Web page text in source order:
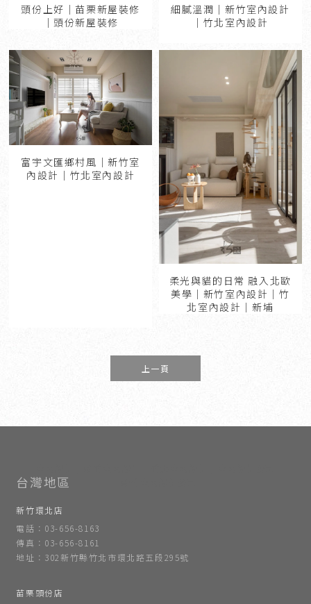
頭份上好｜苗栗新屋裝修
｜頭份新屋裝修
細膩溫潤｜新竹室內設計
｜竹北室內設計
富宇文匯鄉村風｜新竹室
內設計｜竹北室內設計
柔光與貓的日常 融入北歐
美學｜新竹室內設計｜竹
北室內設計｜新埔
上一頁
新竹環北店
電話：03-656-8163
傳真：03-656-8161
地址：302新竹縣竹北市環北路五段295號
苗栗頭份店